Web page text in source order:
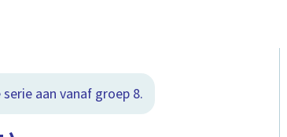
aan vanaf groep 8.